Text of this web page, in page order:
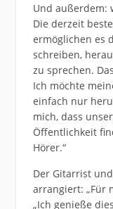
Und außerdem:
Die derzeit
ermöglichen es
schreiben,
zu sprechen.
Ich möchte
einfach nur
mich, dass
Öffentlichkeit
Hörer.“
Der Gitarrist
arrangiert: „Für
„Ich genieße